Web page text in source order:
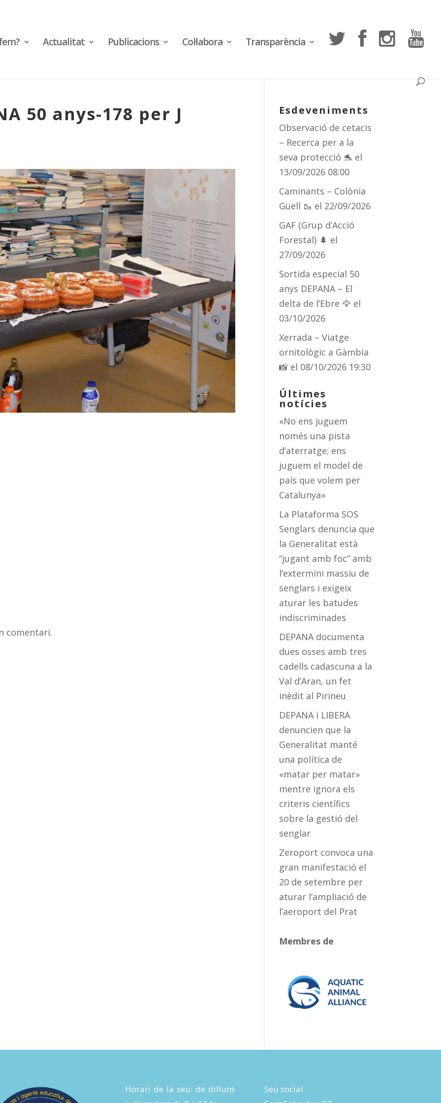
Actualitat Publicacions Col·labora Transparència
50 anys-178 per J
comentari.
Esdeveniments
Observació de cetacis
– Recerca per a la
seva protecció 🐬 el
13/09/2026 08:00
Caminants – Colònia
Güell 🥾 el 22/09/2026
GAF (Grup d’Acció
Forestal) 🌲 el
27/09/2026
Sortida especial 50
anys DEPANA – El
delta de l’Ebre 🦅 el
03/10/2026
Xerrada – Viatge
ornitològic a Gàmbia
📸 el 08/10/2026 19:30
Últimes
notícies
«No ens juguem
només una pista
d’aterratge; ens
juguem el model de
país que volem per
Catalunya»
La Plataforma SOS
Senglars denuncia que
la Generalitat està
“jugant amb foc” amb
l’extermini massiu de
senglars i exigeix
aturar les batudes
indiscriminades
DEPANA documenta
dues osses amb tres
cadells cadascuna a la
Val d’Aran, un fet
inèdit al Pirineu
DEPANA i LIBERA
denuncien que la
Generalitat manté
una política de
«matar per matar»
mentre ignora els
criteris científics
sobre la gestió del
senglar
Zeroport convoca una
gran manifestació el
20 de setembre per
aturar l’ampliació de
l’aeroport del Prat
Membres de
Horari de la seu: de dilluns
Seu social